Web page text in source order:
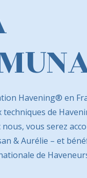
Havening® en
de
vous serez
& Aurélie – et
de